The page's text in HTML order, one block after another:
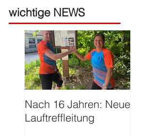
wichtige NEWS
Nach 16 Jahren: Neue
Lauftreffleitung